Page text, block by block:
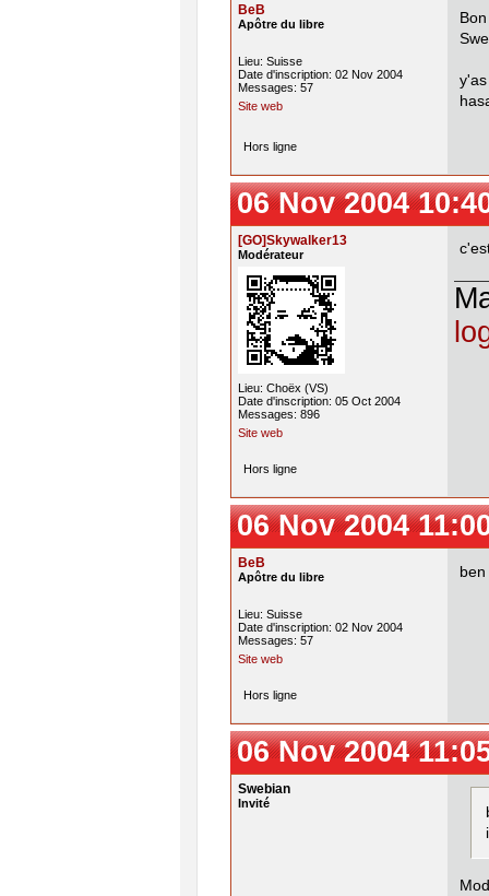
BeB
Apôtre du libre
Lieu: Suisse
Date d'inscription: 02 Nov 2004
Messages: 57
Site web
Hors ligne
06 Nov 2004
[GO]Skywalker13
Modérateur
Lieu: Choëx (VS)
Date d'inscription: 05 Oct 2004
Messages: 896
Site web
Hors ligne
06 Nov 2004
BeB
Apôtre du libre
Lieu: Suisse
Date d'inscription: 02 Nov 2004
Messages: 57
Site web
Hors ligne
06 Nov 2004
Swebian
Invité